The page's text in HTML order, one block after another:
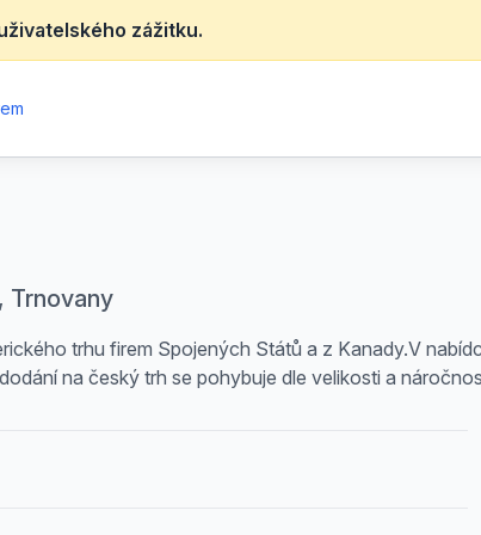
zážitku.
Trnovany
trhu firem Spojených Států a z Kanady.V
na český trh se pohybuje dle velikosti a